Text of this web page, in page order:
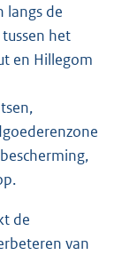
langs de
het
en Hillegom
de
van